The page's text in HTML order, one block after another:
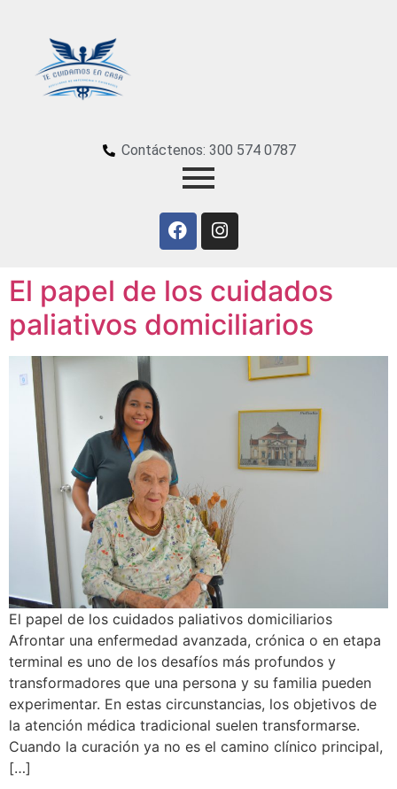
Contáctenos: 300 574 0787
El papel de los cuidados
paliativos domiciliarios
El papel de los cuidados paliativos domiciliarios
Afrontar una enfermedad avanzada, crónica o en etapa
terminal es uno de los desafíos más profundos y
transformadores que una persona y su familia pueden
experimentar. En estas circunstancias, los objetivos de
la atención médica tradicional suelen transformarse.
Cuando la curación ya no es el camino clínico principal,
[…]